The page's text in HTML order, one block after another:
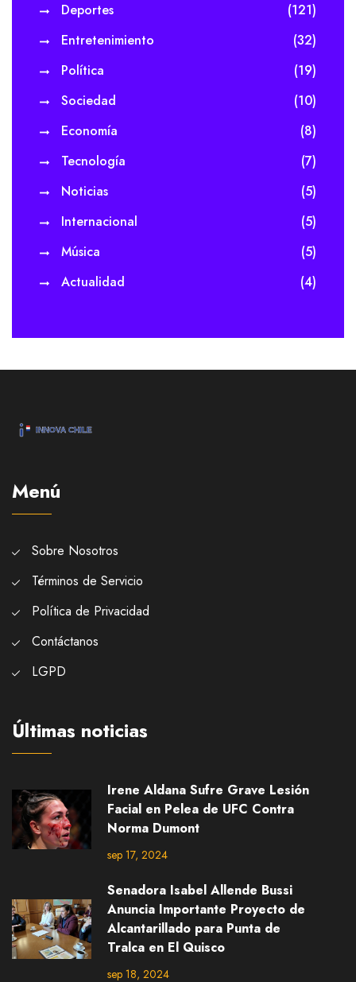
Deportes
(121)
Entretenimiento
(32)
Política
(19)
Sociedad
(10)
Economía
(8)
Tecnología
(7)
Noticias
(5)
Internacional
(5)
Música
(5)
Actualidad
(4)
Menú
Sobre Nosotros
Términos de Servicio
Política de Privacidad
Contáctanos
LGPD
Últimas noticias
Irene Aldana Sufre Grave Lesión
Facial en Pelea de UFC Contra
Norma Dumont
sep 17, 2024
Senadora Isabel Allende Bussi
Anuncia Importante Proyecto de
Alcantarillado para Punta de
Tralca en El Quisco
sep 18, 2024